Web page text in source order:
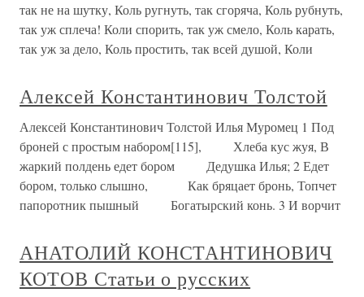
так не на шутку, Коль ругнуть, так сгоряча, Коль рубнуть,
так уж сплеча! Коли спорить, так уж смело, Коль карать,
так уж за дело, Коль простить, так всей душой, Коли
Алексей Константинович Толстой
Алексей Константинович Толстой Илья Муромец 1 Под
броней с простым набором[115], Хлеба кус жуя, В
жаркий полдень едет бором Дедушка Илья; 2 Едет
бором, только слышно, Как бряцает бронь, Топчет
папоротник пышный Богатырский конь. 3 И ворчит
АНАТОЛИЙ КОНСТАНТИНОВИЧ
КОТОВ Статьи о русских